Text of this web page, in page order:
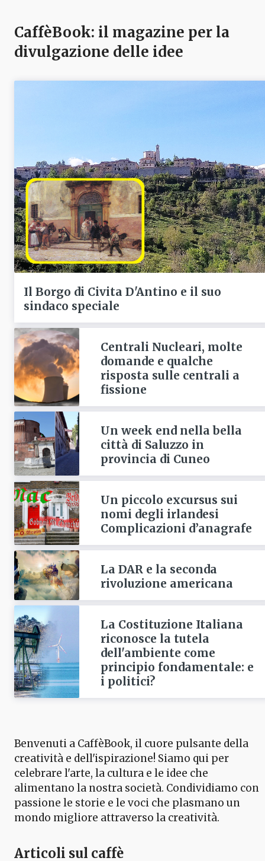
CaffèBook: il magazine per la
divulgazione delle idee
Il Borgo di Civita D'Antino e il suo
sindaco speciale
Centrali Nucleari, molte
domande e qualche
risposta sulle centrali a
fissione
Un week end nella bella
città di Saluzzo in
provincia di Cuneo
Un piccolo excursus sui
nomi degli irlandesi
Complicazioni d’anagrafe
La DAR e la seconda
rivoluzione americana
La Costituzione Italiana
riconosce la tutela
dell'ambiente come
principio fondamentale: e
i politici?
Benvenuti a CaffèBook, il cuore pulsante della
creatività e dell'ispirazione! Siamo qui per
celebrare l'arte, la cultura e le idee che
alimentano la nostra società. Condividiamo con
passione le storie e le voci che plasmano un
mondo migliore attraverso la creatività.
Articoli sul caffè